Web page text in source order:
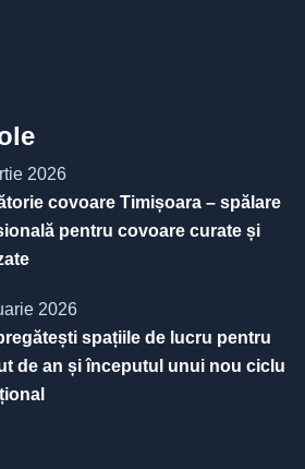
2026
covoare Timișoara – spălare
pentru covoare curate și
2026
spațiile de lucru pentru
de an și începutul unui nou ciclu